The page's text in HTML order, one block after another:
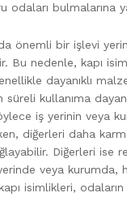
odaları bulmalarına
önemli bir işlevi
nedenle, kapı
dayanıklı
kullanıma
iş yerinin veya
diğerleri daha
Diğerleri
veya
isimlikleri,